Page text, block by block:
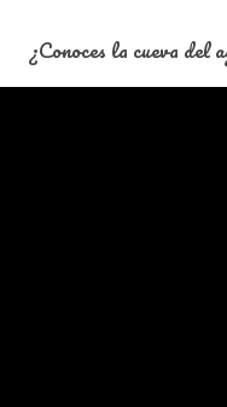
¿Conoces la cueva del